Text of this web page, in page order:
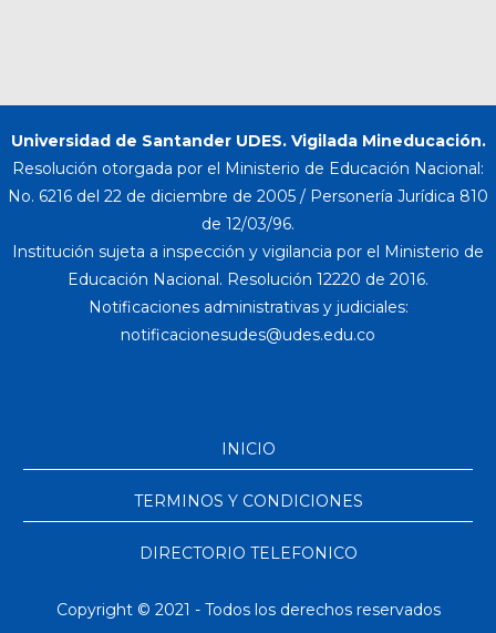
Universidad de Santander UDES. Vigilada Mineducación.
Resolución otorgada por el Ministerio de Educación Nacional:
No. 6216 del 22 de diciembre de 2005 / Personería Jurídica 810
de 12/03/96.
Institución sujeta a inspección y vigilancia por el Ministerio de
Educación Nacional. Resolución 12220 de 2016.
Notificaciones administrativas y judiciales:
INICIO
TERMINOS Y CONDICIONES
DIRECTORIO TELEFONICO
Copyright © 2021 - Todos los derechos reservados